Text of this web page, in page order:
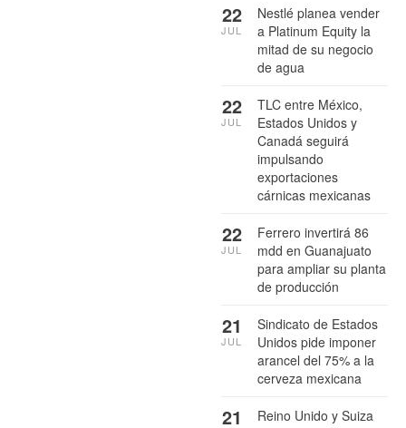
Nestlé planea vender
a Platinum Equity la
mitad de su negocio
de agua
22
JUL
TLC entre México,
Estados Unidos y
Canadá seguirá
impulsando
exportaciones
cárnicas mexicanas
22
JUL
Ferrero invertirá 86
mdd en Guanajuato
para ampliar su planta
de producción
22
JUL
Sindicato de Estados
Unidos pide imponer
arancel del 75% a la
cerveza mexicana
21
JUL
Reino Unido y Suiza
21